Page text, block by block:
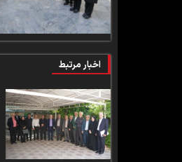
اخبار مرتبط